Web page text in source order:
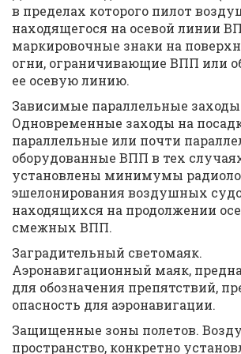
в пределах которого пилот
находящегося на осевой линии
маркировочные знаки на
огни, ограничивающие ВПП или
ее осевую линию.
Зависимые параллельные заходы
Одновременные заходы на
параллельные или почти
оборудованные ВПП в тех
установлены минимумы
эшелонирования воздушных
находящихся на продолжении
смежных ВПП.
Заградительный светомаяк.
Аэронавигационный маяк,
для обозначения препятствий,
опасность для аэронавигации.
Защищенные зоны полетов.
пространство, конкретно